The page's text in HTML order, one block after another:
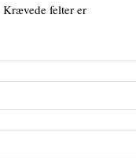
Krævede felter er